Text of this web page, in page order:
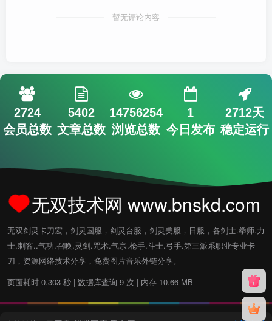
暂无评论内容
2724
会员总数
5402
文章总数
14756254
浏览总数
1
今日发布
2712天
稳定运行
无双技术网 www.bnskd.com
无双剑灵卡刀宏，剑灵国服，剑灵台服，剑灵美服，日服，各剑士.拳师.力
士.刺客..气功.召唤.灵剑.咒术.气宗.枪手.斗士.弓手.第三派系职业专业卡
刀，资源网络技术分享，免费图片音乐外链分享。
页面耗时 0.303 秒 | 数据库查询 9 次 | 内存 10.66 MB